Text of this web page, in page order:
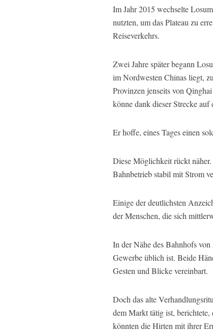
Im Jahr 2015 wechselte
nutzten, um das Plateau zu
Reiseverkehrs.
Zwei Jahre später begann
im Nordwesten Chinas liegt,
Provinzen jenseits von
könne dank dieser Strecke
Er hoffe, eines Tages einen
Diese Möglichkeit rückt
Bahnbetrieb stabil mit Strom
Einige der deutlichsten
der Menschen, die sich
In der Nähe des Bahnhofs
Gewerbe üblich ist. Beide
Gesten und Blicke vereinbart.
Doch das alte
dem Markt tätig ist,
könnten die Hirten mit ihrer